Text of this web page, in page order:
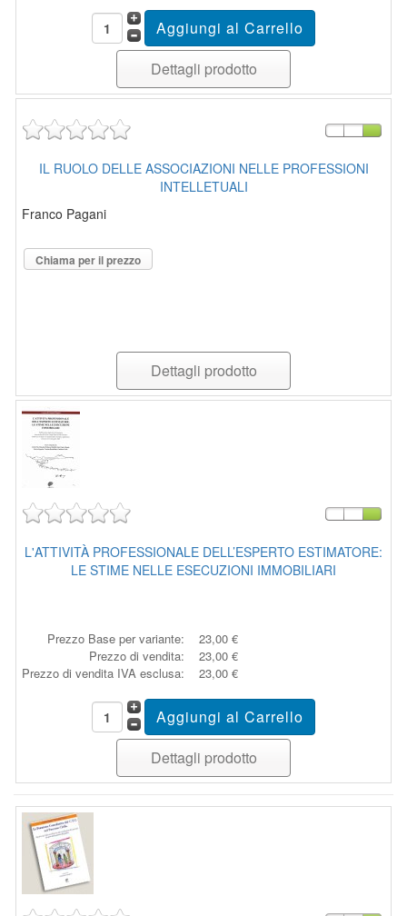
Dettagli prodotto
IL RUOLO DELLE ASSOCIAZIONI NELLE PROFESSIONI
INTELLETUALI
Franco Pagani
Chiama per il prezzo
Dettagli prodotto
L'ATTIVITÀ PROFESSIONALE DELL’ESPERTO ESTIMATORE:
LE STIME NELLE ESECUZIONI IMMOBILIARI
Prezzo Base per variante:
23,00 €
Prezzo di vendita:
23,00 €
Prezzo di vendita IVA esclusa:
23,00 €
Dettagli prodotto